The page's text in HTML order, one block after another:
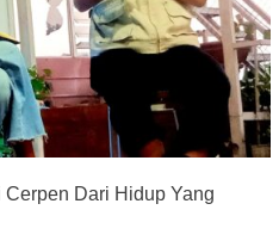
Dari Hidup Yang